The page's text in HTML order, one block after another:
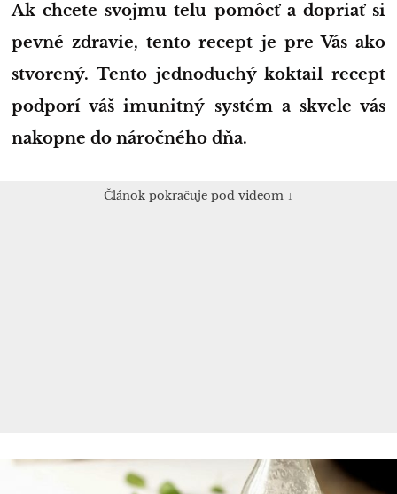
Ak chcete svojmu telu pomôcť a dopriať si
pevné zdravie, tento recept je pre Vás ako
stvorený. Tento jednoduchý koktail recept
podporí váš imunitný systém a skvele vás
nakopne do náročného dňa.
Článok pokračuje pod videom ↓